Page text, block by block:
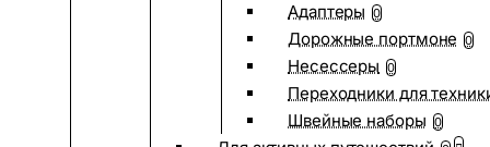
Адаптеры 0
Дорожные портмоне 0
Несессеры 0
Переходники для
Швейные наборы 0